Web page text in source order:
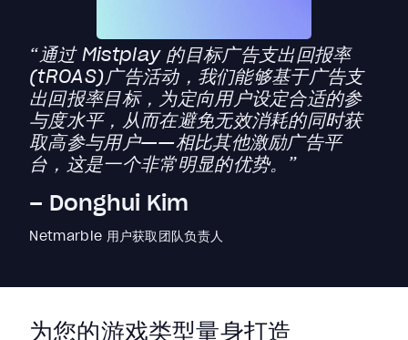
“通过 Mistplay 的目标广告支出回报率
(tROAS)广告活动，我们能够基于广告支
出回报率目标，为定向用户设定合适的参
与度水平，从而在避免无效消耗的同时获
取高参与用户——相比其他激励广告平
台，这是一个非常明显的优势。”
– Donghui Kim
Netmarble 用户获取团队负责人
为您的游戏类型量身打造